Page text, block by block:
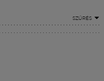
SZŰRÉS